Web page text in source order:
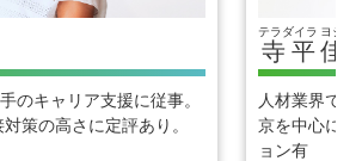
のキャリア支援に従事。
策の高さに定評あり。
寺平
テラダイラ
佳
ヨシヒ
人材業界で
京を中心に
ョン有